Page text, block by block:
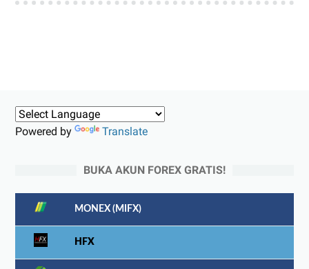
Powered by Translate
BUKA AKUN FOREX GRATIS!
MONEX (MIFX)
HFX